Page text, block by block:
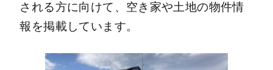
される方に向けて、空き家や土地の物件情
報を掲載しています。